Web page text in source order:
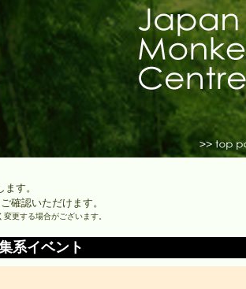
す。
確認いただけます。
更する場合がございます。
系イベント